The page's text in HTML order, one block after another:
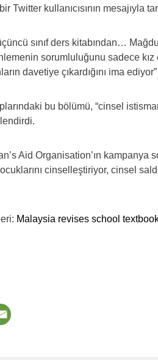
Twitter kullanıcısının mesajıyla
sınıf ders kitabından…
sorumluluğunu sadece kız
davetiye çıkardığını ima
bu bölümü, “cinsel
Aid Organisation’ın
cinselleştiriyor, cinsel
Malaysia revises school